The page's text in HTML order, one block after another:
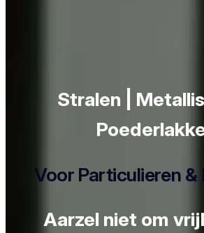
Stralen |
Voor Particulieren &
Aarzel niet om